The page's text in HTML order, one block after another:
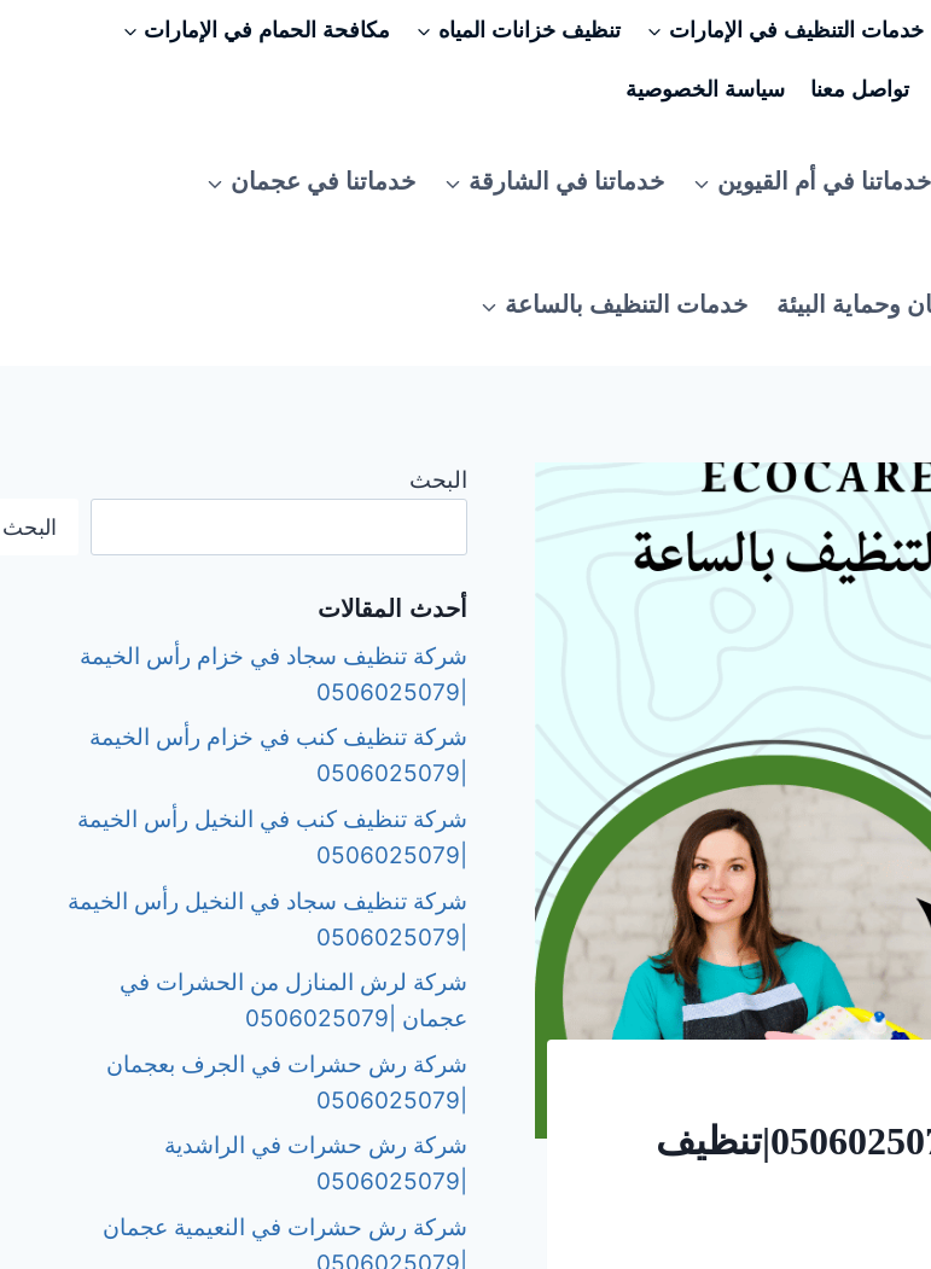
خدمات التنظيف في الإمارات تنظيف خزانات المياه مكافحة الحمام في الإمارات
تواصل معنا سياسة الخصوصية
خدماتنا في أم القيوين خدماتنا في الشارقة خدماتنا في عجمان
وحماية البيئة خدمات التنظيف بالساعة
عاملات منزلية بالساعة في عجمان |0506025079|تنظيف
البحث
البحث
أحدث المقالات
شركة تنظيف سجاد في خزام رأس الخيمة
شركة تنظيف كنب في خزام رأس الخيمة
شركة تنظيف كنب في النخيل رأس الخيمة
شركة تنظيف سجاد في النخيل رأس الخيمة
شركة لرش المنازل من الحشرات في
عجمان |0506025079
شركة رش حشرات في الجرف بعجمان
شركة رش حشرات في الراشدية
شركة رش حشرات في النعيمية عجمان